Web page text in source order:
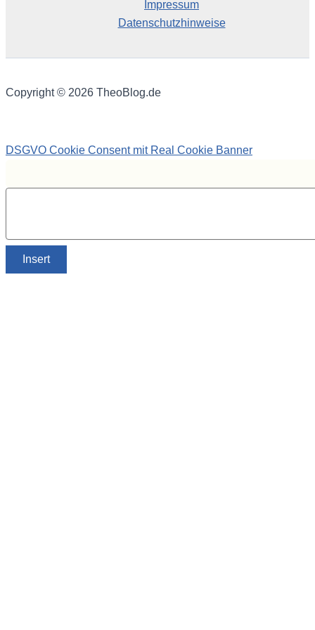
Impressum
Datenschutzhinweise
Copyright © 2026 TheoBlog.de
DSGVO Cookie Consent mit Real Cookie Banner
Insert